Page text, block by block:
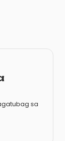
sa